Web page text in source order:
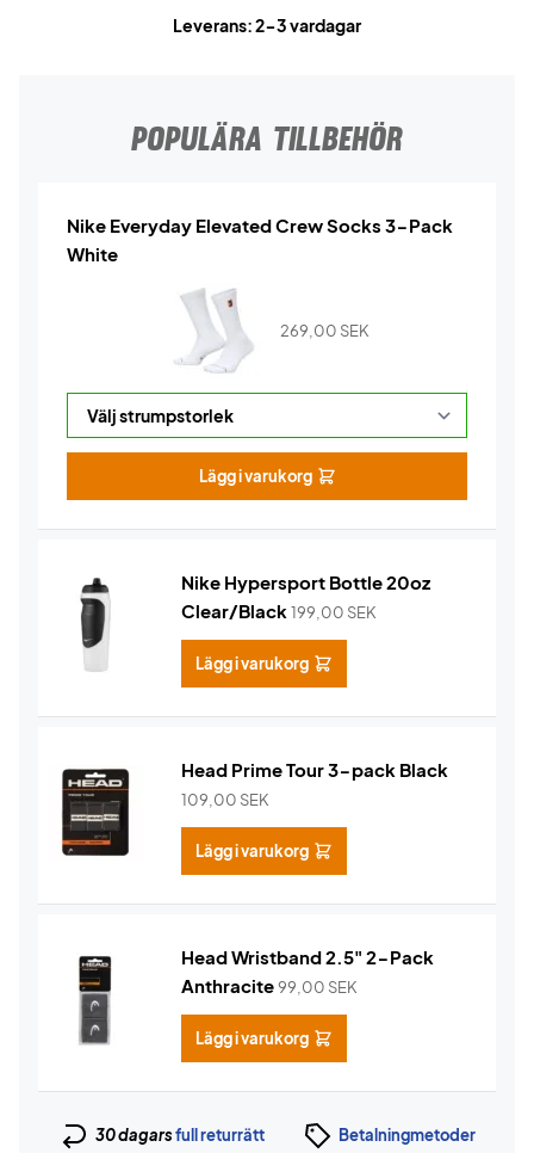
Leverans: 2-3 vardagar
POPULÄRA TILLBEHÖR
Nike Everyday Elevated Crew Socks 3-Pack
White
269,00 SEK
Lägg i varukorg
Nike Hypersport Bottle 20oz
Clear/Black199,00 SEK
Lägg i varukorg
Head Prime Tour 3-pack Black
109,00 SEK
Lägg i varukorg
Head Wristband 2.5" 2-Pack
Anthracite99,00 SEK
Lägg i varukorg
30 dagarsfull returrätt Betalningmetoder